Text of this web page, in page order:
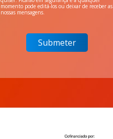
momento pode editá-los ou deixar de receber as
nossas mensagens.